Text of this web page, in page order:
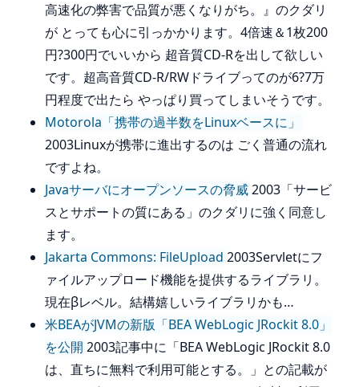
高速化の弊害で品質が悪くなりがち。』のクダリ
が とっても心に引っかかります。4倍速＆1枚200
円?300円でいいから 超音質CD-Rを出して欲しい
です。超高音質CD-R/RWドライブってのが6?7万
円程度で出たら やっぱり買ってしまいそうです。
Motorola「携帯の過半数をLinuxベースに」
2003Linuxが携帯に進出するのは ごく普通の流れ
ですよね。
Javaサーバにオープンソースの脅威2003「サービ
スとサポートの質にある」のクダリに強く同意し
ます。
Jakarta Commons: FileUpload 2003Servletにフ
ァイルアップロード機能を提供するライブラリ。
現在βレベル。結構嬉しいライブラリかも…
米BEAがJVMの新版「BEA WebLogic JRockit 8.0」
を公開 2003記事中に「BEA WebLogic JRockit 8.0
は、直ちに無料で利用可能とする。」との記載が